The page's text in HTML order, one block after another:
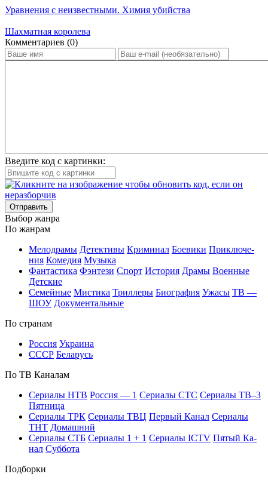
Уравнения с неизвестными. Химия убийства
Шахматная королева
Ком­мен­та­ри­ев (0)
Введите код с картинки:
Отправить
Вы­бор жан­ра
По жан­рам
Ме­ло­дра­мы Де­тек­ти­вы Кри­ми­нал Бое­ви­ки При­клю­че­
ния Ко­ме­дия Му­зы­ка
Фан­та­сти­ка Фэн­те­зи Спорт Ис­то­рия Дра­мы Во­ен­ные
Дет­ские
Се­мей­ные Мис­ти­ка Трил­ле­ры Био­гра­фия Ужа­сы ТВ —
ШОУ До­ку­мен­таль­ные
По стра­нам
Рос­сия Ук­раи­на
СССР Бе­ла­русь
По ТВ Ка­на­лам
Се­риа­лы НТВ Рос­сия — 1 Се­риа­лы СТС Се­риа­лы ТВ–3
Пят­ни­ца
Се­риа­лы ТРК Се­риа­лы ТВЦ Пер­вый Ка­нал Се­риа­лы
ТНТ До­маш­ний
Се­риа­лы СТБ Се­риа­лы 1 + 1 Се­риа­лы ICTV Пя­тый Ка­
нал Суб­бо­та
Подборки